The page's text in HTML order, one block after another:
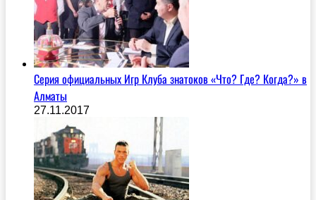
Серия официальных Игр Клуба знатоков «Что? Где? Когда?» в
Алматы
27.11.2017